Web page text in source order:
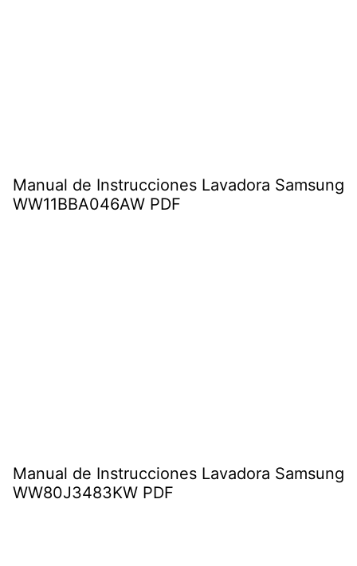
Manual de Instrucciones Lavadora Samsung
WW11BBA046AW PDF
Manual de Instrucciones Lavadora Samsung
WW80J3483KW PDF